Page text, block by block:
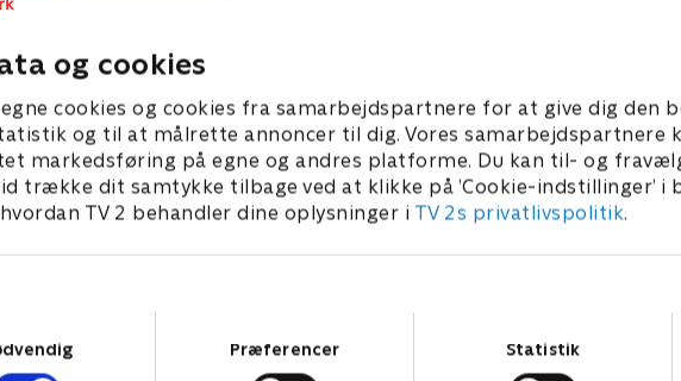
og cookies
cookies og cookies fra samarbejdspartnere for at give dig den
og til at målrette annoncer til dig. Vores samarbejdspartnere
markedsføring på egne og andres platforme. Du kan til- og
trække dit samtykke tilbage ved at klikke på ’Cookie-indstillinger’ i
TV 2 behandler dine oplysninger i TV 2s privatlivspolitik.
Præferencer Statistik